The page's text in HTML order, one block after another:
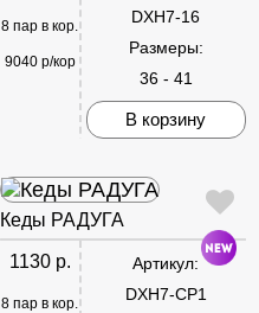
8 пар в кор.
9040 р/кор
DXH7-16
Размеры:
36 - 41
В корзину
Кеды РАДУГА
1130 р.
8 пар в кор.
Артикул:
DXH7-CP1